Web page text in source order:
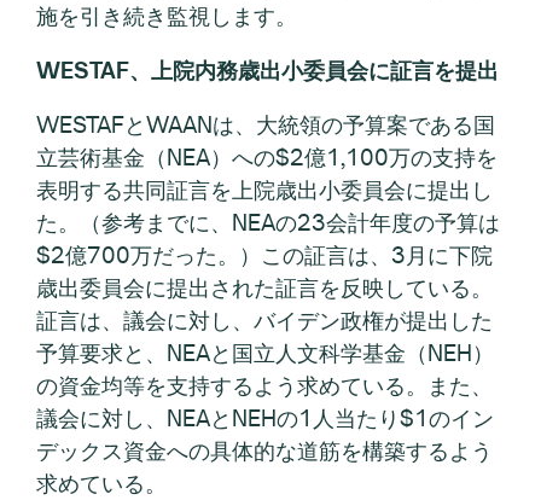
施を引き続き監視します。
WESTAF、上院内務歳出小委員会に証言を提出
WESTAFとWAANは、大統領の予算案である国
立芸術基金（NEA）への$2億1,100万の支持を
表明する共同証言を上院歳出小委員会に提出し
た。（参考までに、NEAの23会計年度の予算は
$2億700万だった。）この証言は、3月に下院
歳出委員会に提出された証言を反映している。
証言は、議会に対し、バイデン政権が提出した
予算要求と、NEAと国立人文科学基金（NEH）
の資金均等を支持するよう求めている。また、
議会に対し、NEAとNEHの1人当たり$1のイン
デックス資金への具体的な道筋を構築するよう
求めている。